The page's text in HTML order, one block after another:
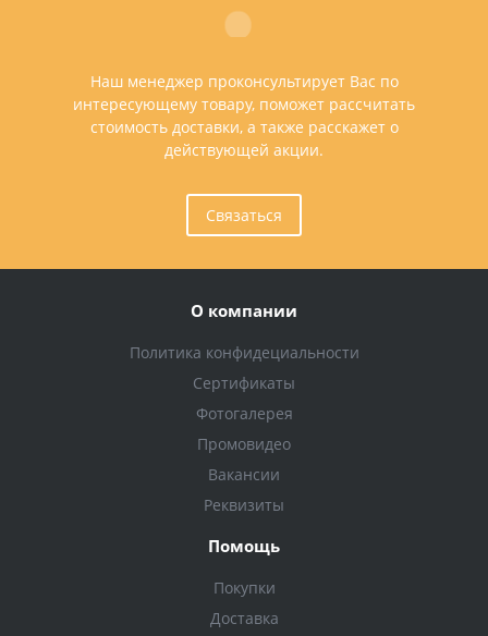
Наш менеджер проконсультирует Вас по
интересующему товару, поможет рассчитать
стоимость доставки, а также расскажет о
действующей акции.
Связаться
О компании
Политика конфидециальности
Сертификаты
Фотогалерея
Промовидео
Вакансии
Реквизиты
Помощь
Покупки
Доставка